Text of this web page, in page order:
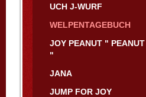
UCH J-WURF
WELPENTAGEBUCH
JOY PEANUT " PEANUT
"
JANA
JUMP FOR JOY